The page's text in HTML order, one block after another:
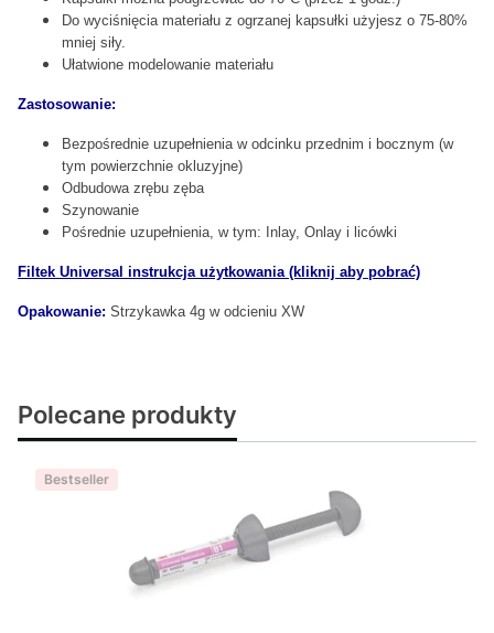
Do wyciśnięcia materiału z ogrzanej kapsułki użyjesz o 75-80%
mniej siły.
Ułatwione modelowanie materiału
Zastosowanie:
Bezpośrednie uzupełnienia w odcinku przednim i bocznym (w
tym powierzchnie okluzyjne)
Odbudowa zrębu zęba
Szynowanie
Pośrednie uzupełnienia, w tym: Inlay, Onlay i licówki
Filtek Universal instrukcja użytkowania (kliknij aby pobrać)
Opakowanie: Strzykawka 4g w odcieniu XW
Polecane produkty
Bestseller